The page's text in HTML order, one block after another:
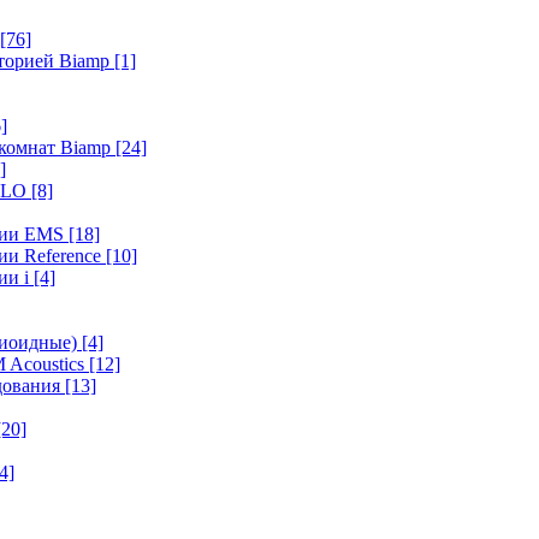
[76]
Biamp [1]
Biamp [24]
[8]
EMS [18]
Reference [10]
i [4]
[4]
Acoustics [12]
[13]